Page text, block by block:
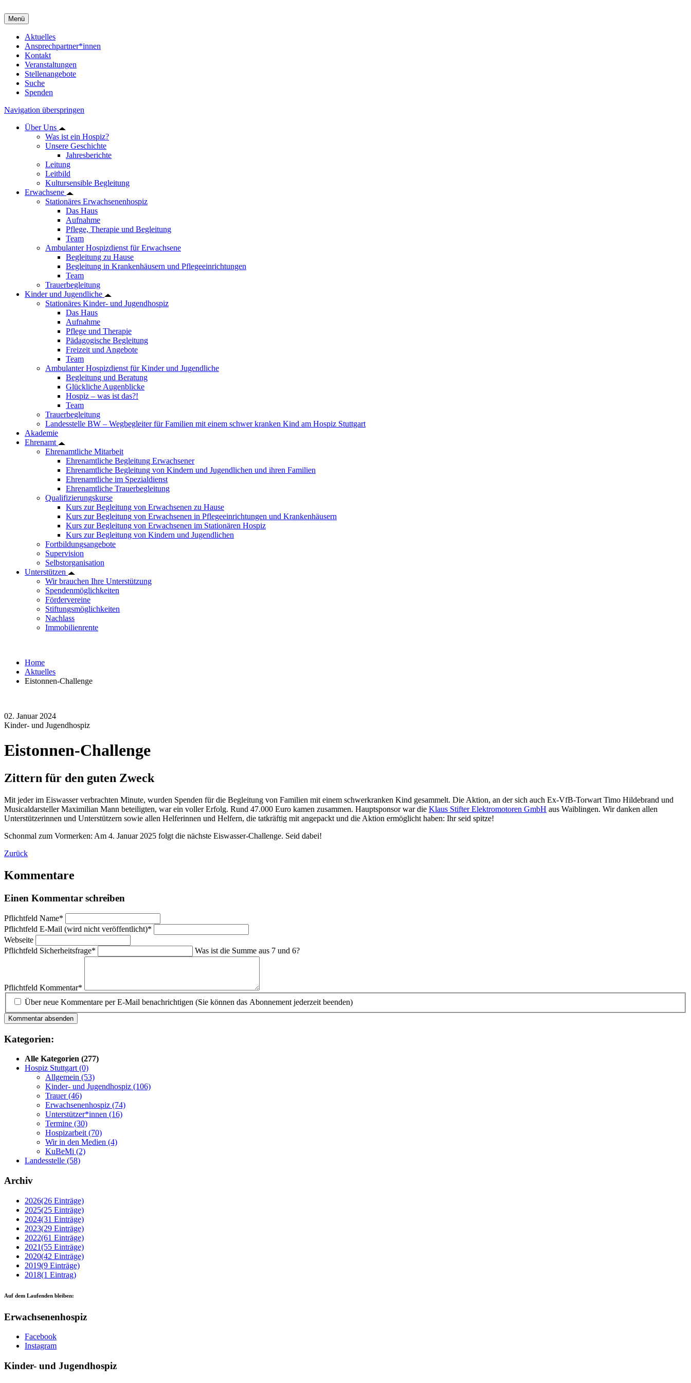
Menü
Aktuelles
Ansprechpartner*innen
Kontakt
Veranstaltungen
Stellenangebote
Suche
Spenden
Navigation überspringen
Über Uns
Was ist ein Hospiz?
Unsere Geschichte
Jahresberichte
Leitung
Leitbild
Kultursensible Begleitung
Erwachsene
Stationäres Erwachsenenhospiz
Das Haus
Aufnahme
Pflege, Therapie und Begleitung
Team
Ambulanter Hospizdienst für Erwachsene
Begleitung zu Hause
Begleitung in Krankenhäusern und Pflegeeinrichtungen
Team
Trauerbegleitung
Kinder und Jugendliche
Stationäres Kinder- und Jugendhospiz
Das Haus
Aufnahme
Pflege und Therapie
Pädagogische Begleitung
Freizeit und Angebote
Team
Ambulanter Hospizdienst für Kinder und Jugendliche
Begleitung und Beratung
Glückliche Augenblicke
Hospiz – was ist das?!
Team
Trauerbegleitung
Landesstelle BW – Wegbegleiter für Familien mit einem schwer kranken Kind am Hospiz Stuttgart
Akademie
Ehrenamt
Ehrenamtliche Mitarbeit
Ehrenamtliche Begleitung Erwachsener
Ehrenamtliche Begleitung von Kindern und Jugendlichen und ihren Familien
Ehrenamtliche im Spezialdienst
Ehrenamtliche Trauerbegleitung
Qualifizierungskurse
Kurs zur Begleitung von Erwachsenen zu Hause
Kurs zur Begleitung von Erwachsenen in Pflegeeinrichtungen und Krankenhäusern
Kurs zur Begleitung von Erwachsenen im Stationären Hospiz
Kurs zur Begleitung von Kindern und Jugendlichen
Fortbildungsangebote
Supervision
Selbstorganisation
Unterstützen
Wir brauchen Ihre Unterstützung
Spendenmöglichkeiten
Fördervereine
Stiftungsmöglichkeiten
Nachlass
Immobilienrente
Home
Aktuelles
Eistonnen-Challenge
02. Januar 2024
Kinder- und Jugendhospiz
Eistonnen-Challenge
Zittern für den guten Zweck
Mit jeder im Eiswasser verbrachten Minute, wurden Spenden für die Begleitung von Familien mit einem schwerkranken Kind gesammelt. Die Aktion, an der sich auch Ex-VfB-Torwart Timo Hildebrand und
Musicaldarsteller Maximilian Mann beteiligten, war ein voller Erfolg. Rund 47.000 Euro kamen zusammen. Hauptsponsor war die Klaus Stifter Elektromotoren GmbH aus Waiblingen. Wir danken allen
Unterstützerinnen und Unterstützern sowie allen Helferinnen und Helfern, die tatkräftig mit angepackt und die Aktion ermöglicht haben: Ihr seid spitze!
Schonmal zum Vormerken: Am 4. Januar 2025 folgt die nächste Eiswasser-Challenge. Seid dabei!
Zurück
Kommentare
Einen Kommentar schreiben
Pflichtfeld Name*
Pflichtfeld E-Mail (wird nicht veröffentlicht)*
Webseite
Pflichtfeld Sicherheitsfrage* Was ist die Summe aus 7 und 6?
Pflichtfeld Kommentar*
Über neue Kommentare per E-Mail benachrichtigen (Sie können das Abonnement jederzeit beenden)
Kommentar absenden
Kategorien:
Alle Kategorien (277)
Hospiz Stuttgart (0)
Allgemein (53)
Kinder- und Jugendhospiz (106)
Trauer (46)
Erwachsenenhospiz (74)
Unterstützer*innen (16)
Termine (30)
Hospizarbeit (70)
Wir in den Medien (4)
KuBeMi (2)
Landesstelle (58)
Archiv
2026(26 Einträge)
2025(25 Einträge)
2024(31 Einträge)
2023(29 Einträge)
2022(61 Einträge)
2021(55 Einträge)
2020(42 Einträge)
2019(9 Einträge)
2018(1 Eintrag)
Auf dem Laufenden bleiben:
Erwachsenenhospiz
Facebook
Instagram
Kinder- und Jugendhospiz